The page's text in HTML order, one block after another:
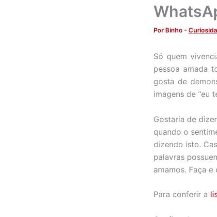
Por Binho-
Só quem
pessoa amada
gosta de
imagens de “eu
Gostaria de
quando o
dizendo isto.
palavras
amamos. Faça
Para conferir a